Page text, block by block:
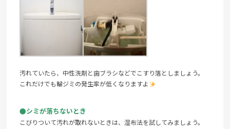
汚れていたら、中性洗剤と歯ブラシなどでこすり落としましょう。
これだけでも輪ジミの発生率が低くなりますよ
●シミが落ちないとき
こびりついて汚れが取れないときは、湿布法を試してみましょう。